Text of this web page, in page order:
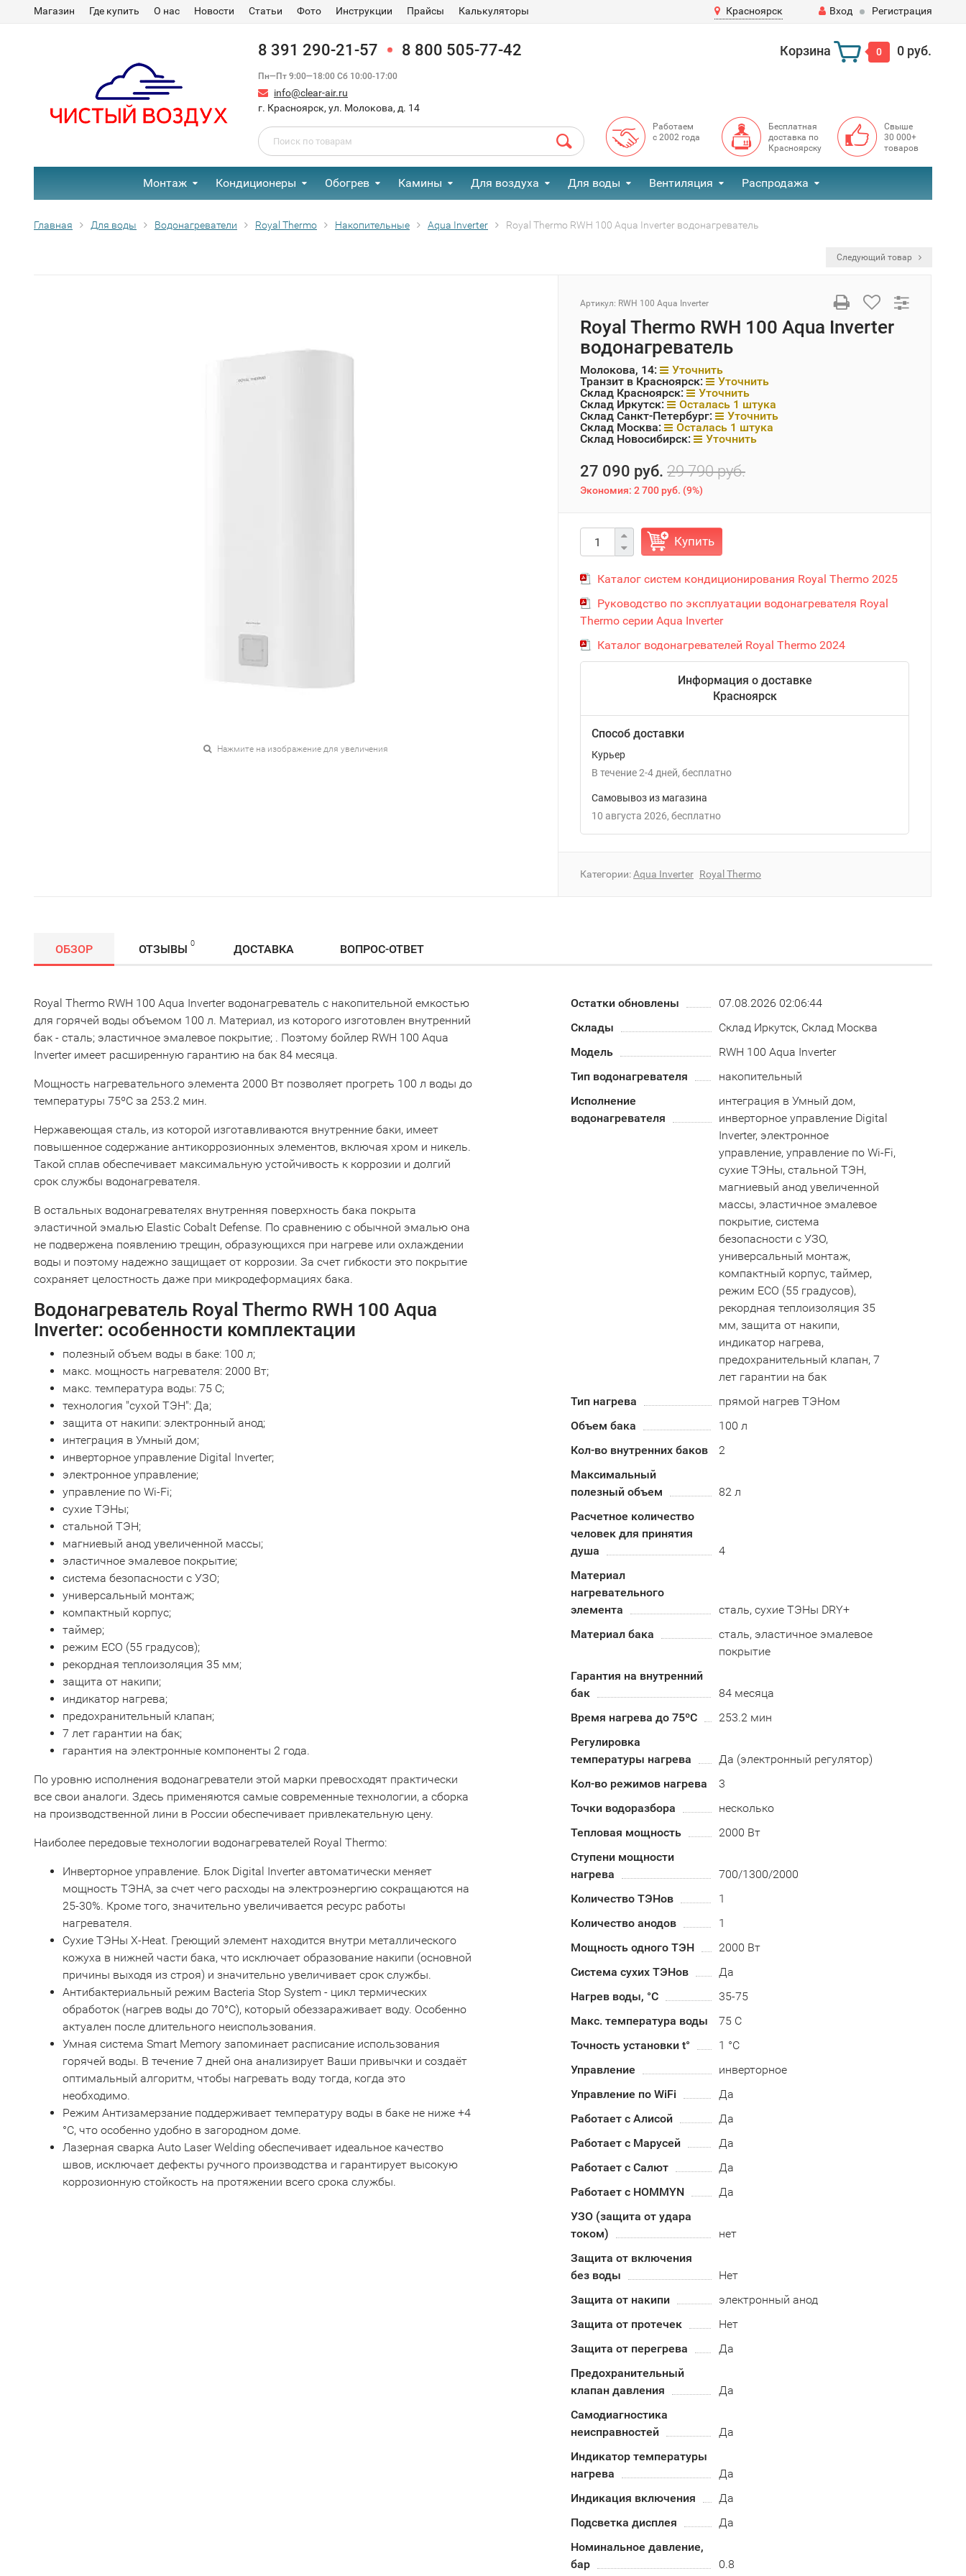
Магазин Где купить О нас Новости Статьи Фото Инструкции Прайсы Калькуляторы Красноярск Вход Регистрация
8 391 290-21-57 8 800 505-77-42
Пн—Пт 9:00—18:00 Сб 10:00-17:00
info@clear-air.ru
г. Красноярск, ул. Молокова, д. 14
Корзина 0 0 руб.
Работаем
с 2002 года
Бесплатная
доставка по
Красноярску
Свыше
30 000+
товаров
Монтаж Кондиционеры Обогрев Камины Для воздуха Для воды Вентиляция Распродажа
Главная Для воды Водонагреватели Royal Thermo Накопительные Aqua Inverter Royal Thermo RWH 100 Aqua Inverter водонагреватель
Следующий товар
Нажмите на изображение для увеличения
Артикул: RWH 100 Aqua Inverter
Royal Thermo RWH 100 Aqua Inverter
водонагреватель
Молокова, 14:
Уточнить
Транзит в Красноярск:
Уточнить
Склад Красноярск:
Уточнить
Склад Иркутск:
Осталась 1 штука
Склад Санкт-Петербург:
Уточнить
Склад Москва:
Осталась 1 штука
Склад Новосибирск:
Уточнить
27 090 руб. 29 790 руб.
Экономия: 2 700 руб. (9%)
Купить
Каталог систем кондиционирования Royal Thermo 2025
Руководство по эксплуатации водонагревателя Royal
Thermo серии Aqua Inverter
Каталог водонагревателей Royal Thermo 2024
Информация о доставке
Красноярск
Способ доставки
Курьер
В течение2-4 дней Бесплатно
Самовывоз из магазина
10 августа 2026
Бесплатно
Категории:Aqua Inverter Royal Thermo
ОБЗОР ОТЗЫВЫ 0 ДОСТАВКА ВОПРОС-ОТВЕТ
Royal Thermo RWH 100 Aqua Inverter водонагреватель с накопительной емкостью
для горячей воды объемом 100 л. Материал, из которого изготовлен внутренний
бак - сталь; эластичное эмалевое покрытие; . Поэтому бойлер RWH 100 Aqua
Inverter имеет расширенную гарантию на бак 84 месяца.
Мощность нагревательного элемента 2000 Вт позволяет прогреть 100 л воды до
температуры 75ºС за 253.2 мин.
Нержавеющая сталь, из которой изготавливаются внутренние баки, имеет
повышенное содержание антикоррозионных элементов, включая хром и никель.
Такой сплав обеспечивает максимальную устойчивость к коррозии и долгий
срок службы водонагревателя.
В остальных водонагревателях внутренняя поверхность бака покрыта
эластичной эмалью Elastic Cobalt Defense. По сравнению с обычной эмалью она
не подвержена появлению трещин, образующихся при нагреве или охлаждении
воды и поэтому надежно защищает от коррозии. За счет гибкости это покрытие
сохраняет целостность даже при микродеформациях бака.
Водонагреватель Royal Thermo RWH 100 Aqua
Inverter: особенности комплектации
полезный объем воды в баке: 100 л;
макс. мощность нагревателя: 2000 Вт;
макс. температура воды: 75 С;
технология "сухой ТЭН": Да;
защита от накипи: электронный анод;
интеграция в Умный дом;
инверторное управление Digital Inverter;
электронное управление;
управление по Wi-Fi;
сухие ТЭНы;
стальной ТЭН;
магниевый анод увеличенной массы;
эластичное эмалевое покрытие;
система безопасности c УЗО;
универсальный монтаж;
компактный корпус;
таймер;
режим ECO (55 градусов);
рекордная теплоизоляция 35 мм;
защита от накипи;
индикатор нагрева;
предохранительный клапан;
7 лет гарантии на бак;
гарантия на электронные компоненты 2 года.
По уровню исполнения водонагреватели этой марки превосходят практически
все свои аналоги. Здесь применяются самые современные технологии, а сборка
на производственной лини в России обеспечивает привлекательную цену.
Наиболее передовые технологии водонагревателей Royal Thermo:
Инверторное управление. Блок Digital Inverter автоматически меняет
мощность ТЭНА, за счет чего расходы на электроэнергию сокращаются на
25-30%. Кроме того, значительно увеличивается ресурс работы
нагревателя.
Сухие ТЭНы X-Heat. Греющий элемент находится внутри металлического
кожуха в нижней части бака, что исключает образование накипи (основной
причины выходя из строя) и значительно увеличивает срок службы.
Антибактериальный режим Bacteria Stop System - цикл термических
обработок (нагрев воды до 70°С), который обеззараживает воду. Особенно
актуален после длительного неиспользования.
Умная система Smart Memory запоминает расписание использования
горячей воды. В течение 7 дней она анализирует Ваши привычки и создаёт
оптимальный алгоритм, чтобы нагревать воду тогда, когда это
необходимо.
Режим Антизамерзание поддерживает температуру воды в баке не ниже +4
°С, что особенно удобно в загородном доме.
Лазерная сварка Auto Laser Welding обеспечивает идеальное качество
швов, исключает дефекты ручного производства и гарантирует высокую
коррозионную стойкость на протяжении всего срока службы.
Остатки обновлены
07.08.2026 02:06:44
Склады
Склад Иркутск, Склад Москва
Модель
RWH 100 Aqua Inverter
Тип водонагревателя
накопительный
Исполнение
водонагревателя
интеграция в Умный дом,
инверторное управление Digital
Inverter, электронное
управление, управление по Wi-Fi,
сухие ТЭНы, стальной ТЭН,
магниевый анод увеличенной
массы, эластичное эмалевое
покрытие, система
безопасности c УЗО,
универсальный монтаж,
компактный корпус, таймер,
режим ECO (55 градусов),
рекордная теплоизоляция 35
мм, защита от накипи,
индикатор нагрева,
предохранительный клапан, 7
лет гарантии на бак
Тип нагрева
прямой нагрев ТЭНом
Объем бака
100 л
Кол-во внутренних баков
2
Максимальный
полезный объем
82 л
Расчетное количество
человек для принятия
душа
4
Материал
нагревательного
элемента
сталь, сухие ТЭНы DRY+
Материал бака
сталь, эластичное эмалевое
покрытие
Гарантия на внутренний
бак
84 месяца
Время нагрева до 75ºС
253.2 мин
Регулировка
температуры нагрева
Да (электронный регулятор)
Кол-во режимов нагрева
3
Точки водоразбора
несколько
Тепловая мощность
2000 Вт
Ступени мощности
нагрева
700/1300/2000
Количество ТЭНов
1
Количество анодов
1
Мощность одного ТЭН
2000 Вт
Система сухих ТЭНов
Да
Нагрев воды, °С
35-75
Макс. температура воды
75 С
Точность установки t°
1 °C
Управление
инверторное
Управление по WiFi
Да
Работает с Алисой
Да
Работает с Марусей
Да
Работает с Салют
Да
Работает с HOMMYN
Да
УЗО (защита от удара
током)
нет
Защита от включения
без воды
Нет
Защита от накипи
электронный анод
Защита от протечек
Нет
Защита от перегрева
Да
Предохранительный
клапан давления
Да
Самодиагностика
неисправностей
Да
Индикатор температуры
нагрева
Да
Индикация включения
Да
Подсветка дисплея
Да
Номинальное давление,
бар
0.8